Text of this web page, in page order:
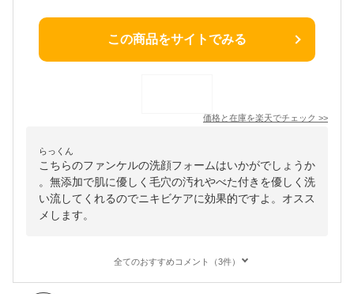
この商品をサイトでみる
価格と在庫を楽天でチェック >>
らっくん
こちらのファンケルの洗顔フォームはいかがでしょうか
。無添加で肌に優しく毛穴の汚れやべた付きを優しく洗
い流してくれるのでニキビケアに効果的ですよ。オスス
メします。
全てのおすすめコメント（3件）